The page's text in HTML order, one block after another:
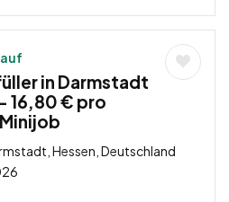
in Darmstadt
16,80 € pro
Hessen, Deutschland